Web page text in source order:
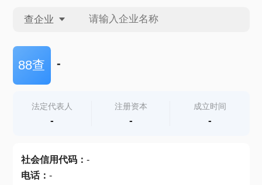
查企业
查企业
查产地
88查 -
法定代表人
-
注册资本
-
成立时间
-
社会信用代码： -
电话： -